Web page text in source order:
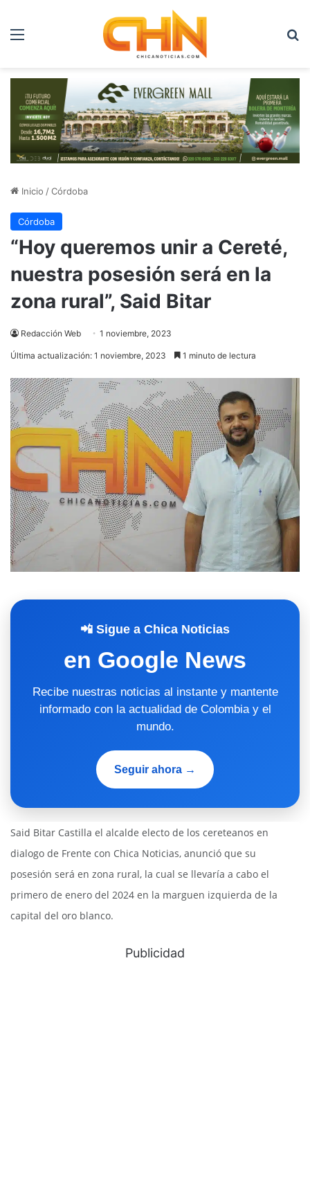
Menú
Inicio /Córdoba
Córdoba
“Hoy queremos unir a Cereté,
nuestra posesión será en la
zona rural”, Said Bitar
Redacción Web 1 noviembre, 2023
Última actualización: 1 noviembre, 2023 1 minuto de lectura
📲 Sigue a Chica Noticias
en Google News
Recibe nuestras noticias al instante y mantente
informado con la actualidad de Colombia y el
mundo.
Seguir ahora →
Said Bitar Castilla el alcalde electo de los cereteanos en
dialogo de Frente con Chica Noticias, anunció que su
posesión será en zona rural, la cual se llevaría a cabo el
primero de enero del 2024 en la marguen izquierda de la
capital del oro blanco.
Publicidad